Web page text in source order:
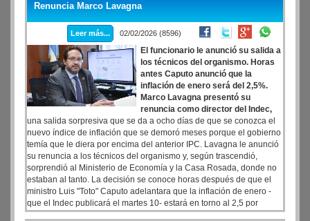
Renuncia Marco Lavagna
Leer más... 02/02/2026 (8596)
El funcionario le anunció su salida a
los técnicos del organismo. Horas
antes Caputo anunció que la
inflación de enero será del 2,5%.
Marco Lavagna presentó su
renuncia como director del Indec,
una salida sorpresiva que se da a ocho días de que se conozca el
nuevo índice de inflación que se demoró meses porque el gobierno
temía que le diera por encima del anterior IPC. Lavagna le anunció
su renuncia a los técnicos del organismo y, según trascendió,
sorprendió al Ministerio de Economía y la Casa Rosada, donde no
estaban al tanto. La decisión se conoce horas después de que el
ministro Luis "Toto" Caputo adelantara que la inflación de enero -
que el Indec publicará el martes 10- estará en torno al 2,5 por
ciento. El número de enero es muy esperado ya que es el primero